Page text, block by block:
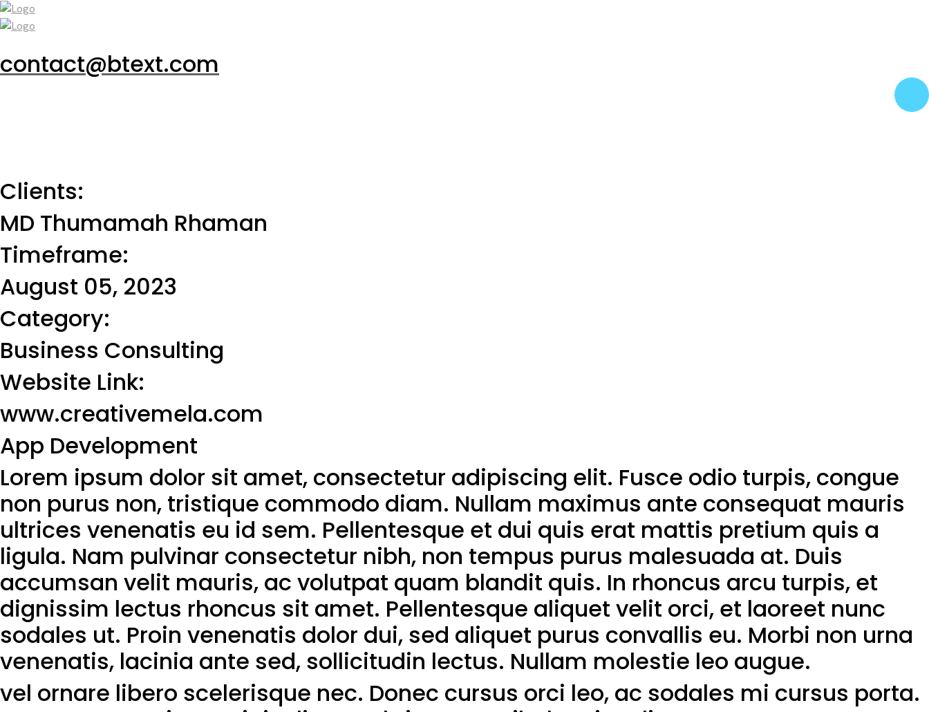
contact@btext.com
Clients:
MD Thumamah Rhaman
Timeframe:
August 05, 2023
Category:
Business Consulting
Website Link:
www.creativemela.com
App Development
Lorem ipsum dolor sit amet, consectetur adipiscing elit. Fusce odio turpis, congue
non purus non, tristique commodo diam. Nullam maximus ante consequat mauris
ultrices venenatis eu id sem. Pellentesque et dui quis erat mattis pretium quis a
ligula. Nam pulvinar consectetur nibh, non tempus purus malesuada at. Duis
accumsan velit mauris, ac volutpat quam blandit quis. In rhoncus arcu turpis, et
dignissim lectus rhoncus sit amet. Pellentesque aliquet velit orci, et laoreet nunc
sodales ut. Proin venenatis dolor dui, sed aliquet purus convallis eu. Morbi non urna
venenatis, lacinia ante sed, sollicitudin lectus. Nullam molestie leo augue.
vel ornare libero scelerisque nec. Donec cursus orci leo, ac sodales mi cursus porta.